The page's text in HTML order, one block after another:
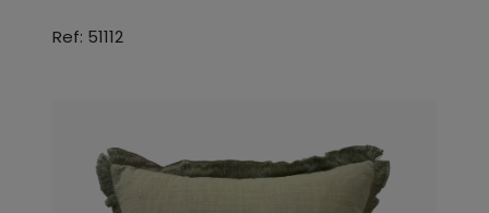
Ref: 51112